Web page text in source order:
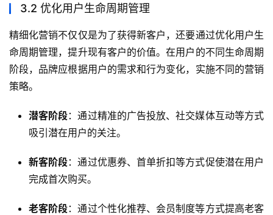
3.2 优化用户生命周期管理
精细化营销不仅仅是为了获得新客户，还要通过优化用户生
命周期管理，提升现有客户的价值。在用户的不同生命周期
阶段，品牌应根据用户的需求和行为变化，实施不同的营销
策略。
潜客阶段：通过精准的广告投放、社交媒体互动等方式
吸引潜在用户的关注。
新客阶段：通过优惠券、首单折扣等方式促使潜在用户
完成首次购买。
老客阶段：通过个性化推荐、会员制度等方式提高老客